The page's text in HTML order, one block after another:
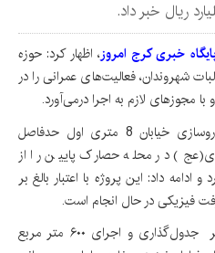
خبری کرج امروز، اظهار کرد: حوزه
شهروندان، فعالیت‌های عمرانی را در
با مجوزهای لازم به اجرا درمی‌آورد.
کمالی دهقان، جدول‌گذاری و پیاده‌روسازی خیابان 8 متری اول حدفاصل
در محله حصارک پایین را از
داد: این پروژه با اعتبار بالغ بر
وی گفت: این پروژه شامل ۵۰۰ متر جدول‌گذاری و اجرای ۶۰۰ متر مربع